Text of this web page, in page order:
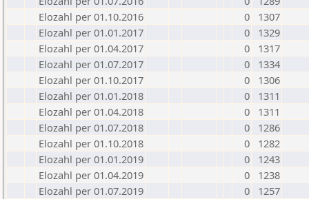
Elozahl per 01.10.2016
0
1307
Elozahl per 01.01.2017
0
1329
Elozahl per 01.04.2017
0
1317
Elozahl per 01.07.2017
0
1334
Elozahl per 01.10.2017
0
1306
Elozahl per 01.01.2018
0
1311
Elozahl per 01.04.2018
0
1311
Elozahl per 01.07.2018
0
1286
Elozahl per 01.10.2018
0
1282
Elozahl per 01.01.2019
0
1243
Elozahl per 01.04.2019
0
1238
Elozahl per 01.07.2019
0
1257